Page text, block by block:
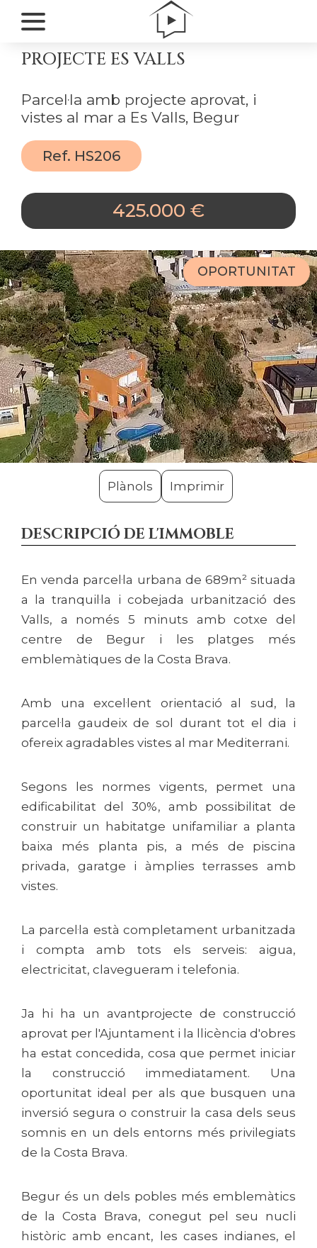
PROJECTE ES VALLS
Parcel·la amb projecte aprovat, i
vistes al mar a Es Valls, Begur
Ref. HS206
425.000 €
OPORTUNITAT
Plànols Imprimir
DESCRIPCIÓ DE L'IMMOBLE
En venda parcel·la urbana de 689m² situada
a la tranquil·la i cobejada urbanització des
Valls, a només 5 minuts amb cotxe del
centre de Begur i les platges més
emblemàtiques de la Costa Brava.
Amb una excel·lent orientació al sud, la
parcel·la gaudeix de sol durant tot el dia i
ofereix agradables vistes al mar Mediterrani.
Segons les normes vigents, permet una
edificabilitat del 30%, amb possibilitat de
construir un habitatge unifamiliar a planta
baixa més planta pis, a més de piscina
privada, garatge i àmplies terrasses amb
vistes.
La parcel·la està completament urbanitzada
i compta amb tots els serveis: aigua,
electricitat, clavegueram i telefonia.
Ja hi ha un avantprojecte de construcció
aprovat per l'Ajuntament i la llicència d'obres
ha estat concedida, cosa que permet iniciar
la construcció immediatament. Una
oportunitat ideal per als que busquen una
inversió segura o construir la casa dels seus
somnis en un dels entorns més privilegiats
de la Costa Brava.
Begur és un dels pobles més emblemàtics
de la Costa Brava, conegut pel seu nucli
històric amb encant, les cases indianes, el